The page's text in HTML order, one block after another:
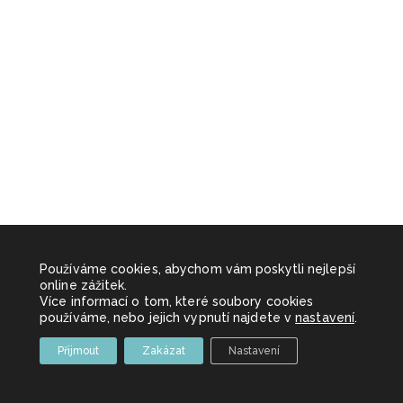
Copyright 2026 Sportovní akce z.s. | Made with by
Používáme cookies, abychom vám poskytli nejlepší
online zážitek.
Více informací o tom, které soubory cookies
používáme, nebo jejich vypnutí najdete vnastavení.
Přijmout Zakázat Nastavení